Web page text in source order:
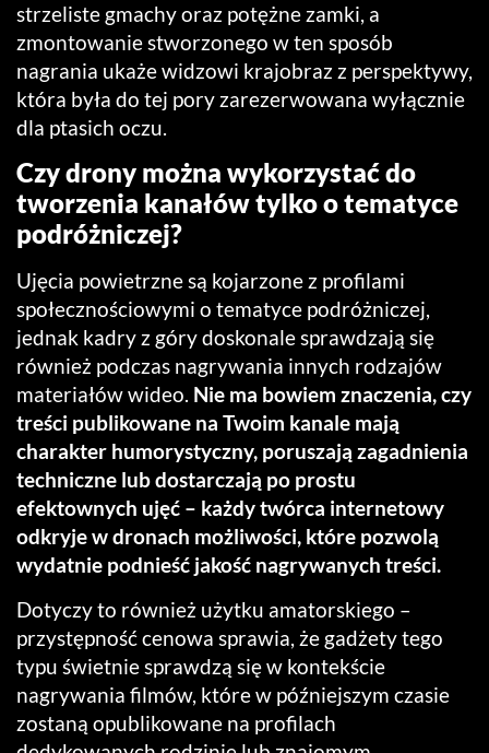
strzeliste gmachy oraz potężne zamki, a
zmontowanie stworzonego w ten sposób
nagrania ukaże widzowi krajobraz z perspektywy,
która była do tej pory zarezerwowana wyłącznie
dla ptasich oczu.
Czy drony można wykorzystać do
tworzenia kanałów tylko o tematyce
podróżniczej?
Ujęcia powietrzne są kojarzone z profilami
społecznościowymi o tematyce podróżniczej,
jednak kadry z góry doskonale sprawdzają się
również podczas nagrywania innych rodzajów
materiałów wideo. Nie ma bowiem znaczenia, czy
treści publikowane na Twoim kanale mają
charakter humorystyczny, poruszają zagadnienia
techniczne lub dostarczają po prostu
efektownych ujęć – każdy twórca internetowy
odkryje w dronach możliwości, które pozwolą
wydatnie podnieść jakość nagrywanych treści.
Dotyczy to również użytku amatorskiego –
przystępność cenowa sprawia, że gadżety tego
typu świetnie sprawdzą się w kontekście
nagrywania filmów, które w późniejszym czasie
zostaną opublikowane na profilach